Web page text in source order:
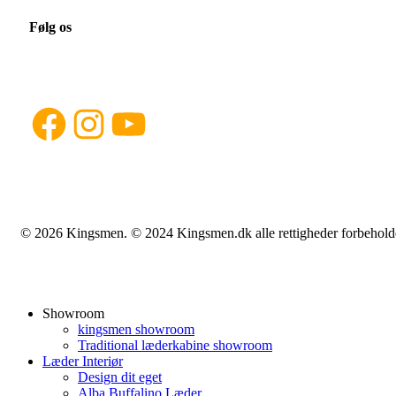
Følg os
Facebook
Instagram
YouTube
© 2026 Kingsmen. © 2024 Kingsmen.dk alle rettigheder
Showroom
kingsmen showroom
Traditional læderkabine showroom
Læder Interiør
Design dit eget
Alba Buffalino Læder